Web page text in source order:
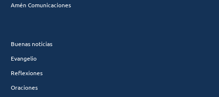
Amén Comunicaciones
Buenas noticias
Evangelio
Reflexiones
Oraciones